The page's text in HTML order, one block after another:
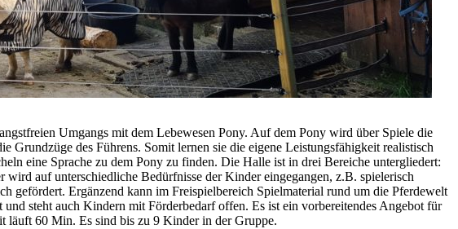
Umgangs mit dem Lebewesen Pony. Auf dem Pony wird über Spiele die
des Führens. Somit lernen sie die eigene Leistungsfähigkeit realistisch
eine Sprache zu dem Pony zu finden. Die Halle ist in drei Bereiche untergliedert:
auf unterschiedliche Bedürfnisse der Kinder eingegangen, z.B. spielerisch
gefördert. Ergänzend kann im Freispielbereich Spielmaterial rund um die Pferdewelt
steht auch Kindern mit Förderbedarf offen. Es ist ein vorbereitendes Angebot für
läuft 60 Min. Es sind bis zu 9 Kinder in der Gruppe.